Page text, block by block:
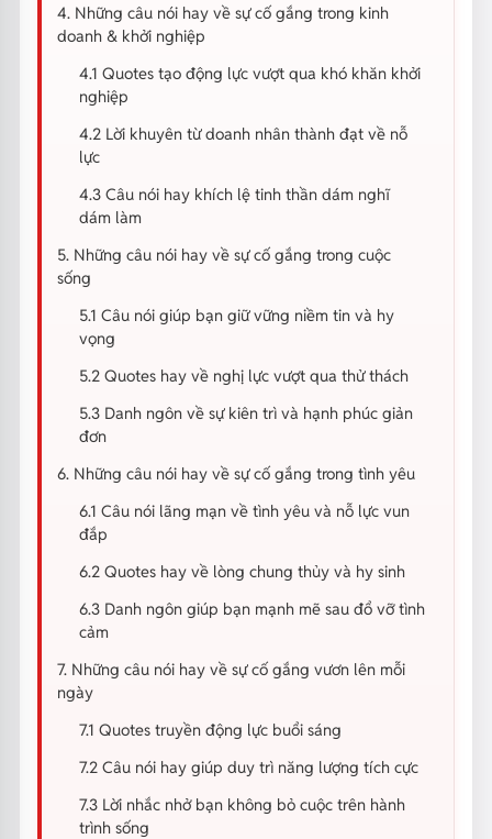
4. Những câu nói hay về sự cố gắng trong kinh
doanh & khởi nghiệp
4.1 Quotes tạo động lực vượt qua khó khăn khởi
nghiệp
4.2 Lời khuyên từ doanh nhân thành đạt về nỗ
lực
4.3 Câu nói hay khích lệ tinh thần dám nghĩ
dám làm
5. Những câu nói hay về sự cố gắng trong cuộc
sống
5.1 Câu nói giúp bạn giữ vững niềm tin và hy
vọng
5.2 Quotes hay về nghị lực vượt qua thử thách
5.3 Danh ngôn về sự kiên trì và hạnh phúc giản
đơn
6. Những câu nói hay về sự cố gắng trong tình yêu
6.1 Câu nói lãng mạn về tình yêu và nỗ lực vun
đắp
6.2 Quotes hay về lòng chung thủy và hy sinh
6.3 Danh ngôn giúp bạn mạnh mẽ sau đổ vỡ tình
cảm
7. Những câu nói hay về sự cố gắng vươn lên mỗi
ngày
7.1 Quotes truyền động lực buổi sáng
7.2 Câu nói hay giúp duy trì năng lượng tích cực
7.3 Lời nhắc nhở bạn không bỏ cuộc trên hành
trình sống